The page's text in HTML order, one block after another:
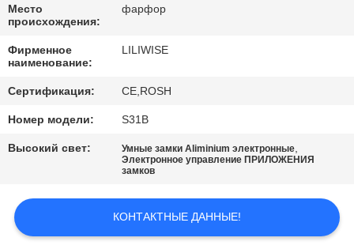
СВЯЖИТЕСЬ
МЫ
НОВОСТИ
КАРТА
САЙТА
Место
происхождения:
фарфор
Фирменное
наименование:
LILIWISE
Сертификация: CE,ROSH
Номер модели: S31B
Высокий свет: Умные замки Aliminium электронные,
Электронное управление ПРИЛОЖЕНИЯ
замков
КОНТАКТНЫЕ ДАННЫЕ!